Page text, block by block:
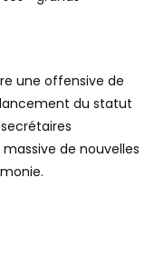
une offensive de
du statut
de nouvelles